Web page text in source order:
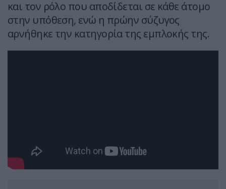
και τον ρόλο που αποδίδεται σε κάθε άτομο
στην υπόθεση, ενώ η πρώην σύζυγος
αρνήθηκε την κατηγορία της εμπλοκής της.